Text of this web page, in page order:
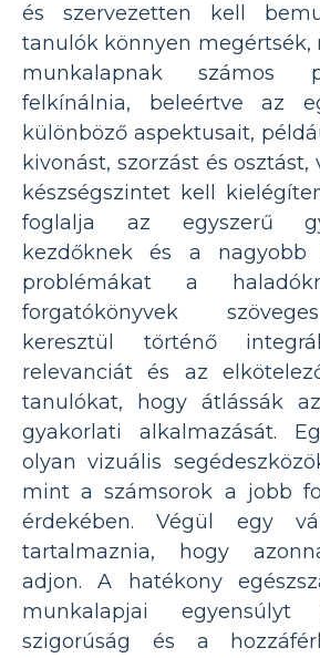
és szervezetten kell
tanulók könnyen megértsék,
munkalapnak számos
felkínálnia, beleértve az
különböző aspektusait,
kivonást, szorzást és
készségszintet kell
foglalja az egyszerű
kezdőknek és a nagyobb
problémákat a
forgatókönyvek
keresztül történő
relevanciát és az
tanulókat, hogy átlássák
gyakorlati alkalmazását.
olyan vizuális
mint a számsorok a jobb
érdekében. Végül egy
tartalmaznia, hogy
adjon. A hatékony
munkalapjai
szigorúság és a